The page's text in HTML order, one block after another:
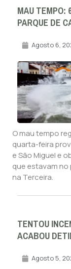
MAU TEMPO:
PARQUE DE
Agosto 6,
O mau tempo
quarta-feira
e São Miguel e
que estavam no
na Terceira.
TENTOU
ACABOU
Agosto 5,